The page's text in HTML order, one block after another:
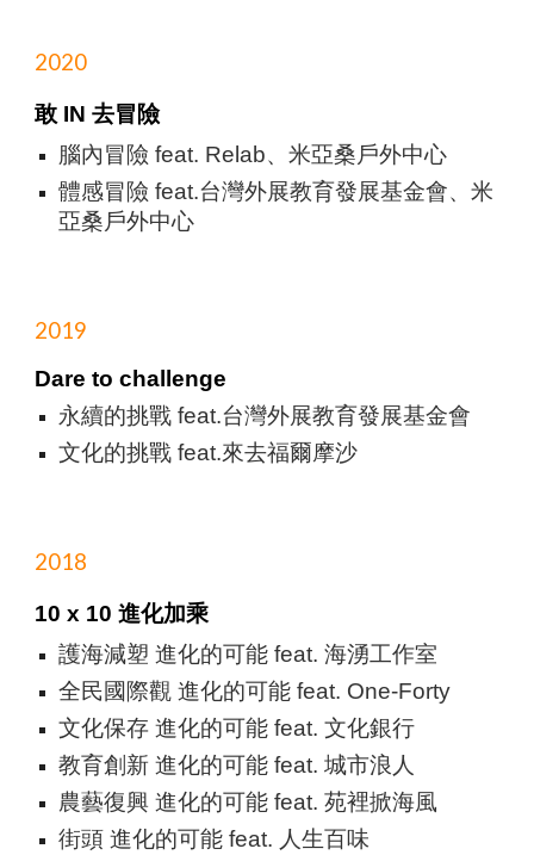
2020
敢 IN 去冒險
腦內冒險 feat. Relab、米亞桑戶外中心
體感冒險 feat.台灣外展教育發展基金會、米
亞桑戶外中心
2019
Dare to challenge
永續的挑戰 feat.台灣外展教育發展基金會
文化的挑戰 feat.來去福爾摩沙
2018
10 x 10 進化加乘
護海減塑 進化的可能 feat. 海湧工作室
全民國際觀 進化的可能 feat. One-Forty
文化保存 進化的可能 feat. 文化銀行
教育創新 進化的可能 feat. 城市浪人
農藝復興 進化的可能 feat. 苑裡掀海風
街頭 進化的可能 feat. 人生百味